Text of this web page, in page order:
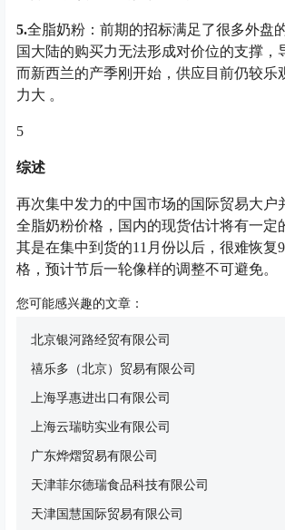
5.全脂奶粉：前期的招标满足了很多外盘
国大陆的购买力无法形成对价位的支撑，
而新西兰的产季刚开始，供应目前仍较乐
力大 。
5
综述
再次集中发力的中国市场的国际贸易大户
全脂奶粉价格，国内的现货估计将有一定
其是在集中到货的11月份以后，很难恢复
格，预计节后一轮像样的调整不可避免。
您可能感兴趣的文章：
北京银河路经贸有限公司
禧乐多（北京）贸易有限公司
上海孚惠进出口有限公司
上海云瑞昉实业有限公司
广东烨熠贸易有限公司
天津菲尔德瑞食品科技有限公司
天津国慧国际贸易有限公司